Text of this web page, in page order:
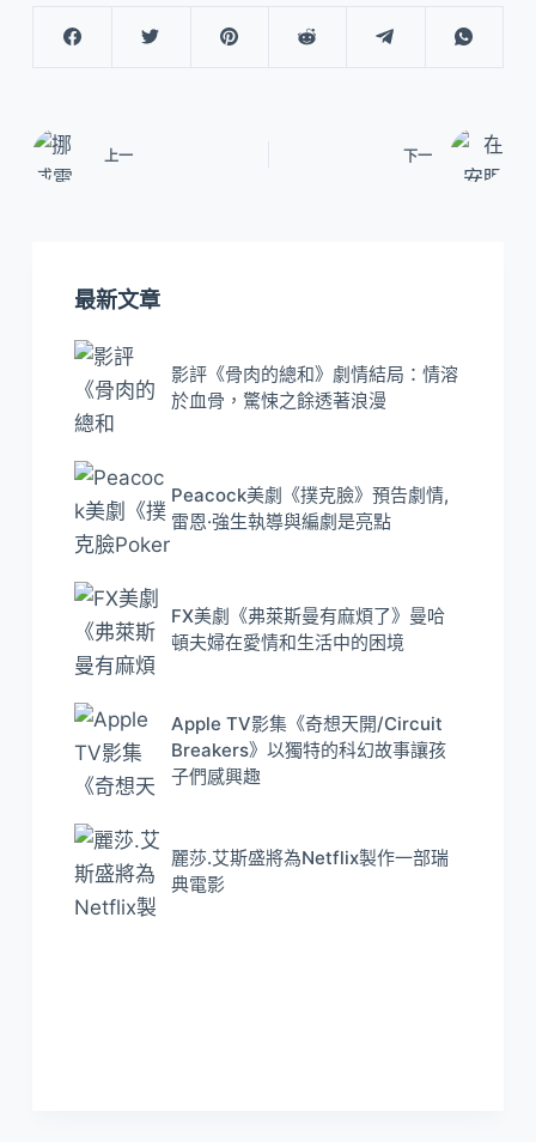
上一 下一
最新文章
影評《骨肉的總和》劇情結局：情溶
於血骨，驚悚之餘透著浪漫
Peacock美劇《撲克臉》預告劇情,
雷恩·強生執導與編劇是亮點
FX美劇《弗萊斯曼有麻煩了》曼哈
頓夫婦在愛情和生活中的困境
Apple TV影集《奇想天開/Circuit
Breakers》以獨特的科幻故事讓孩
子們感興趣
麗莎.艾斯盛將為Netflix製作一部瑞
典電影